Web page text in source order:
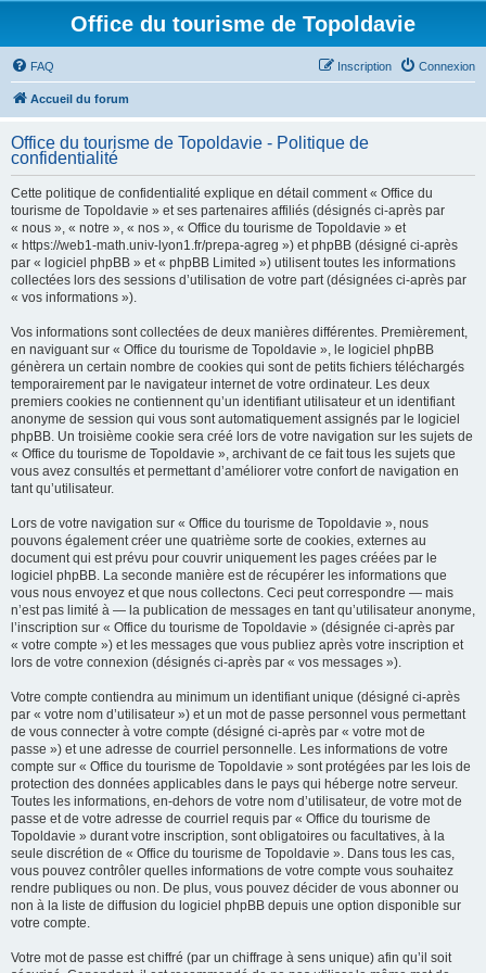
Office du tourisme de Topoldavie
FAQ Connexion
Inscription
Accueil du forum
Office du tourisme de Topoldavie - Politique de
confidentialité
Cette politique de confidentialité explique en détail comment « Office du
tourisme de Topoldavie » et ses partenaires affiliés (désignés ci-après par
« nous », « notre », « nos », « Office du tourisme de Topoldavie » et
« https://web1-math.univ-lyon1.fr/prepa-agreg ») et phpBB (désigné ci-après
par « logiciel phpBB » et « phpBB Limited ») utilisent toutes les informations
collectées lors des sessions d’utilisation de votre part (désignées ci-après par
« vos informations »).
Vos informations sont collectées de deux manières différentes. Premièrement,
en naviguant sur « Office du tourisme de Topoldavie », le logiciel phpBB
génèrera un certain nombre de cookies qui sont de petits fichiers téléchargés
temporairement par le navigateur internet de votre ordinateur. Les deux
premiers cookies ne contiennent qu’un identifiant utilisateur et un identifiant
anonyme de session qui vous sont automatiquement assignés par le logiciel
phpBB. Un troisième cookie sera créé lors de votre navigation sur les sujets de
« Office du tourisme de Topoldavie », archivant de ce fait tous les sujets que
vous avez consultés et permettant d’améliorer votre confort de navigation en
tant qu’utilisateur.
Lors de votre navigation sur « Office du tourisme de Topoldavie », nous
pouvons également créer une quatrième sorte de cookies, externes au
document qui est prévu pour couvrir uniquement les pages créées par le
logiciel phpBB. La seconde manière est de récupérer les informations que
vous nous envoyez et que nous collectons. Ceci peut correspondre — mais
n’est pas limité à — la publication de messages en tant qu’utilisateur anonyme,
l’inscription sur « Office du tourisme de Topoldavie » (désignée ci-après par
« votre compte ») et les messages que vous publiez après votre inscription et
lors de votre connexion (désignés ci-après par « vos messages »).
Votre compte contiendra au minimum un identifiant unique (désigné ci-après
par « votre nom d’utilisateur ») et un mot de passe personnel vous permettant
de vous connecter à votre compte (désigné ci-après par « votre mot de
passe ») et une adresse de courriel personnelle. Les informations de votre
compte sur « Office du tourisme de Topoldavie » sont protégées par les lois de
protection des données applicables dans le pays qui héberge notre serveur.
Toutes les informations, en-dehors de votre nom d’utilisateur, de votre mot de
passe et de votre adresse de courriel requis par « Office du tourisme de
Topoldavie » durant votre inscription, sont obligatoires ou facultatives, à la
seule discrétion de « Office du tourisme de Topoldavie ». Dans tous les cas,
vous pouvez contrôler quelles informations de votre compte vous souhaitez
rendre publiques ou non. De plus, vous pouvez décider de vous abonner ou
non à la liste de diffusion du logiciel phpBB depuis une option disponible sur
votre compte.
Votre mot de passe est chiffré (par un chiffrage à sens unique) afin qu’il soit